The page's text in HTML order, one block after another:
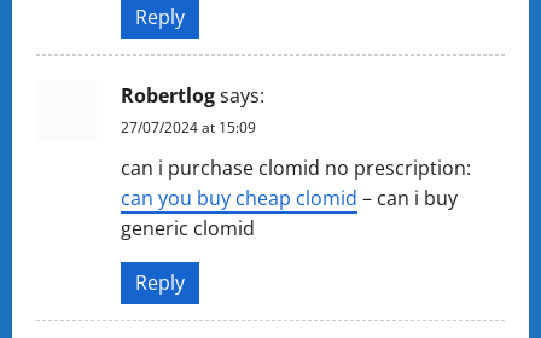
Reply
Robertlogsays:
27/07/2024 at 15:09
can i purchase clomid no prescription:
can you buy cheap clomid – can i buy
generic clomid
Reply